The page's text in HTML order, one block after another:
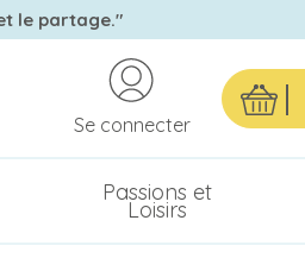
le partage."
Se connecter
Passions et
Loisirs